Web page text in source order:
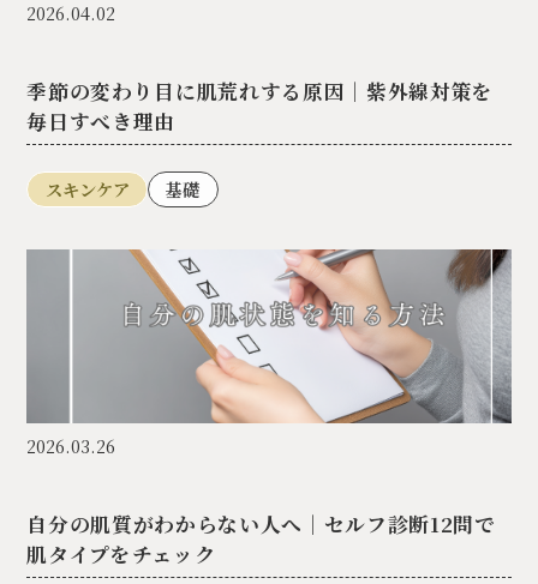
2026.04.02
季節の変わり目に肌荒れする原因｜紫外線対策を
毎日すべき理由
スキンケア 基礎
2026.03.26
自分の肌質がわからない人へ｜セルフ診断12問で
肌タイプをチェック